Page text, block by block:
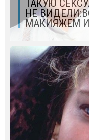
ТАКУЮ
НЕ
МАКИЯЖЕМ И